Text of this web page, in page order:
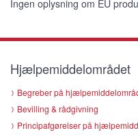
Ingen oplysning om EU
Hjælpemiddelområdet
Begreber på
Bevilling & rådgivning
Principafgørelser på